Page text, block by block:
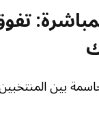
بين